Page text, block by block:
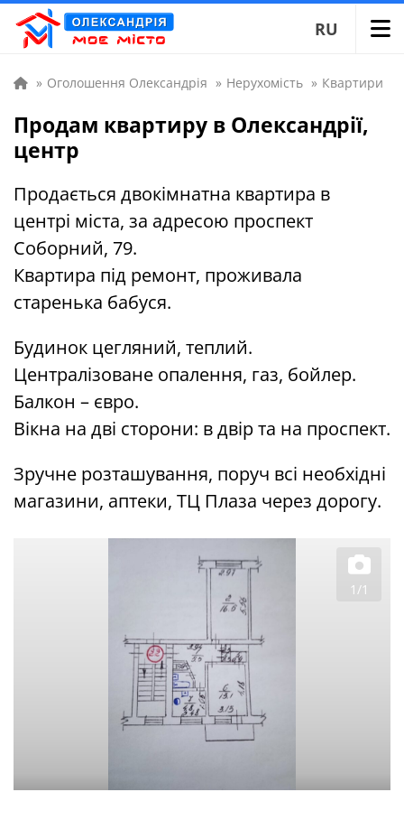
RU
» Оголошення Олександрія » Нерухомість » Квартири
Продам квартиру в Олександрії,
центр
Продається двокімнатна квартира в
центрі міста, за адресою проспект
Соборний, 79.
Квартира під ремонт, проживала
старенька бабуся.
Будинок цегляний, теплий.
Централізоване опалення, газ, бойлер.
Балкон – євро.
Вікна на дві сторони: в двір та на проспект.
Зручне розташування, поруч всі необхідні
магазини, аптеки, ТЦ Плаза через дорогу.
1/1